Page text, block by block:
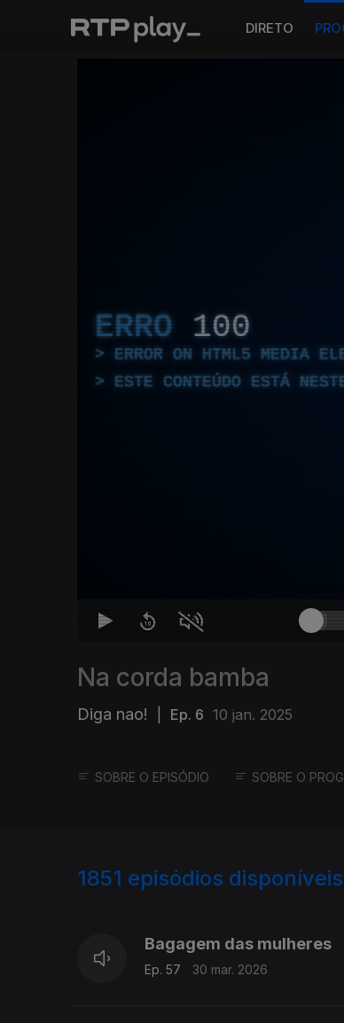
DIRETO
ERRO 100
ERROR ON HTML5 MEDIA
ESTE CONTEÚDO ESTÁ
Na corda bamba
Diga nao! Ep. 6 10 jan. 2025
SOBRE O EPISÓDIO SOBRE O
1851 episódios disponíveis
Bagagem das mulheres
Ep. 57 30 mar. 2026